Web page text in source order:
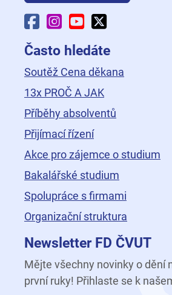
Facebook Fakulty dopravní
Instagram Fakulty
YouTube Fakulty
Často hledáte
Soutěž Cena děkana
13x PROČ A JAK
Příběhy absolventů
Přijímací řízení
Akce pro zájemce o studium
Bakalářské studium
Spolupráce s firmami
Organizační struktura
Newsletter FD ČVUT
Mějte všechny novinky o dění
první ruky! Přihlaste se k